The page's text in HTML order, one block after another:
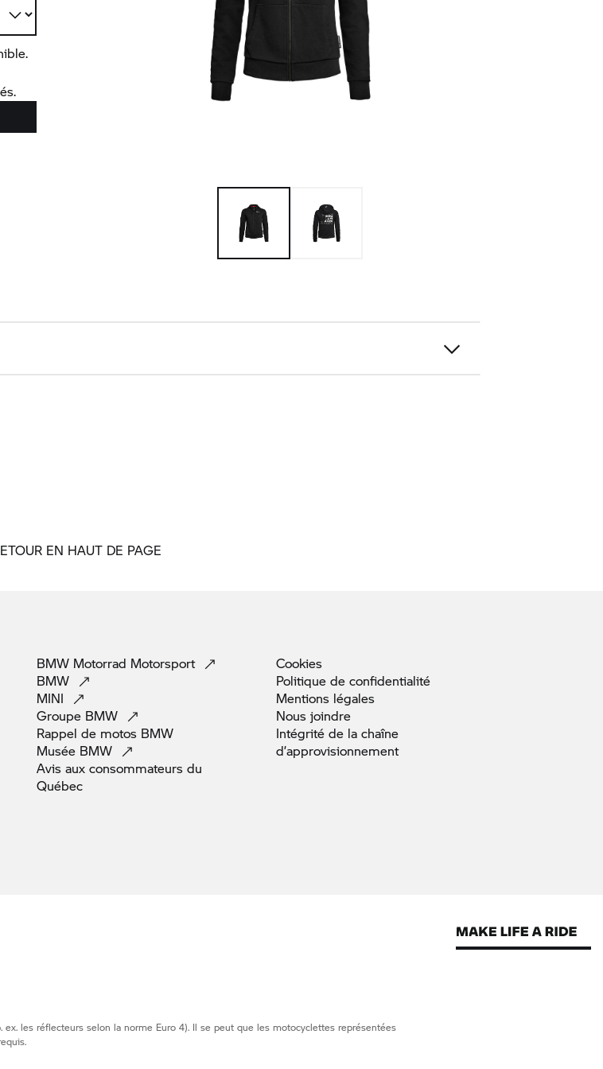
EN HAUT DE PAGE
BMW Motorrad Motorsport
BMW
MINI
Groupe BMW
Rappel de motos BMW
Musée BMW
Avis aux consommateurs du
Québec
Cookies
Politique de confidentialité
Mentions légales
Nous joindre
Intégrité de la chaîne
d’approvisionnement
les réflecteurs selon la norme Euro 4). Il se peut que les motocyclettes représentées